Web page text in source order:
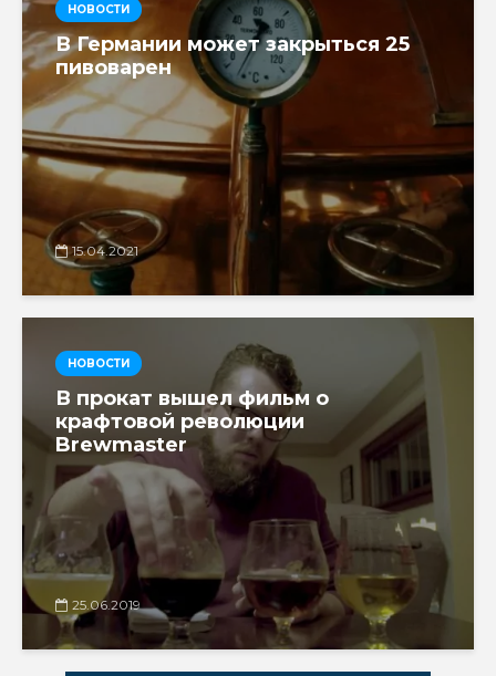
НОВОСТИ
В Германии может закрыться 25
пивоварен
15.04.2021
НОВОСТИ
В прокат вышел фильм о
крафтовой революции
Brewmaster
25.06.2019